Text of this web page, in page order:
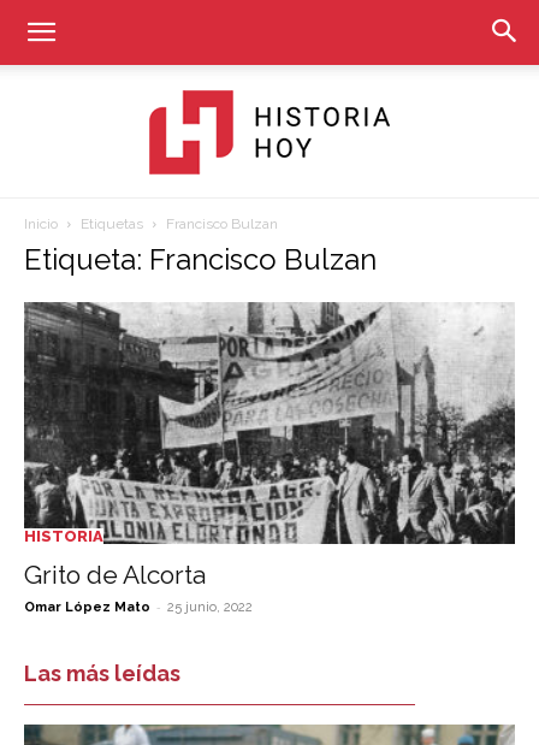
Historia
Hoy
Inicio Etiquetas Francisco Bulzan
Etiqueta: Francisco Bulzan
HISTORIA
Grito de Alcorta
Omar López Mato - 25 junio, 2022
Las más leídas